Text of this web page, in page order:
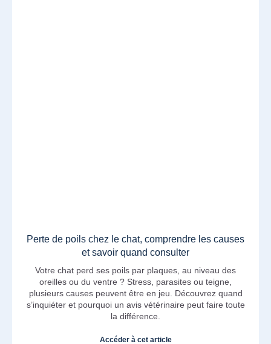
Perte de poils chez le chat, comprendre les causes
et savoir quand consulter
Votre chat perd ses poils par plaques, au niveau des
oreilles ou du ventre ? Stress, parasites ou teigne,
plusieurs causes peuvent être en jeu. Découvrez quand
s’inquiéter et pourquoi un avis vétérinaire peut faire toute
la différence.
Accéder à cet article